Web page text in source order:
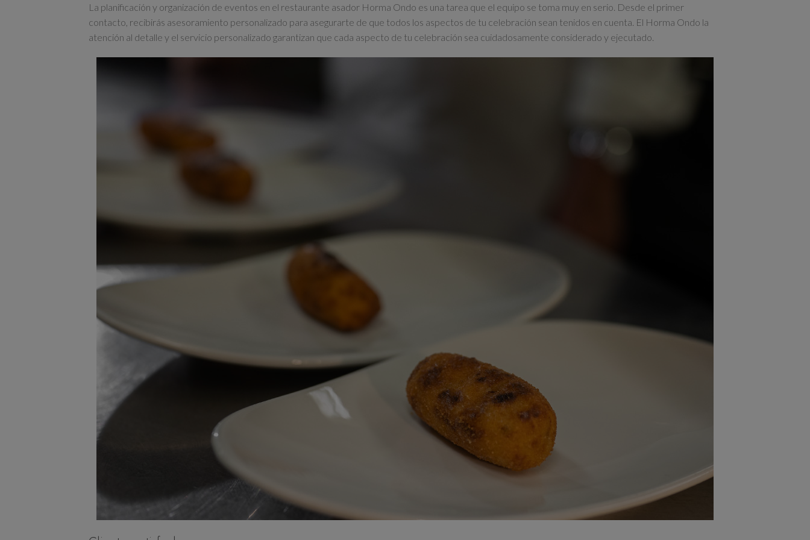
La planificación y organización de eventos en el restaurante asador Horma Ondo es una tarea que el equipo se toma muy en serio. Desde el primer
contacto, recibirás asesoramiento personalizado para asegurarte de que todos los aspectos de tu celebración sean tenidos en cuenta. El Horma Ondo la
atención al detalle y el servicio personalizado garantizan que cada aspecto de tu celebración sea cuidadosamente considerado y ejecutado.